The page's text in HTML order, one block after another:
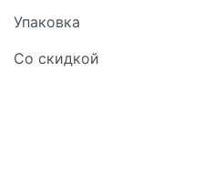
Упаковка
Со скидкой